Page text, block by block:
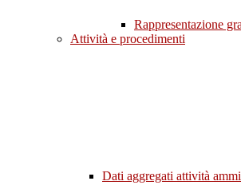
Rappresentazione
Attività e procedimenti
Dati aggregati attività